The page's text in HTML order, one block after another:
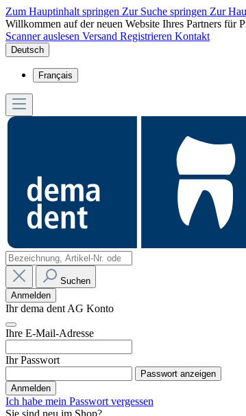
Zum Hauptinhalt springen Zur Suche springen Zur
Willkommen auf der neuen Website Ihres Partners für
Scanner auslesen Versand Registrieren Kontakt
Deutsch
Français
Suchen
Anmelden
Ihr dema dent AG Konto
Ihre E-Mail-Adresse
Ihr Passwort
Passwort anzeigen
Anmelden
Ich habe mein Passwort vergessen
Sie sind neu im Shop?